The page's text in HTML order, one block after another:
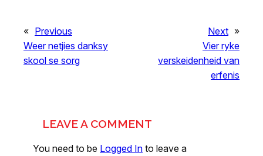
« Previous
Weer netjies danksy
skool se sorg
Next »
Vier ryke
verskeidenheid van
erfenis
LEAVE A COMMENT
You need to be Logged In to leave a